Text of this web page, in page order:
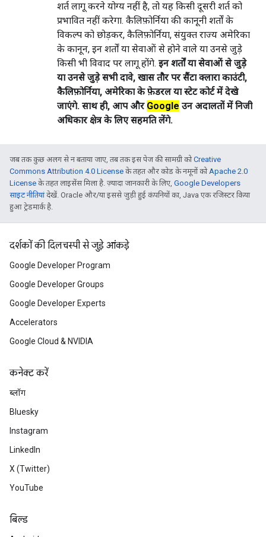
शर्त लागू करने योग्‍य नहीं है, तो यह किसी दूसरी शर्त को
प्रभावित नहीं करेगा. कैलिफ़ोर्निया की कानूनी शर्तों के
विकल्प को छोड़कर, कैलिफ़ोर्निया, संयुक्त राज्य अमेरिका
के कानून, इन शर्तों या सेवाओं से होने वाले या उनसे जुड़े
किसी भी विवाद पर लागू होंगे. इन शर्तों या सेवाओं से जुड़े
या उनसे जुड़े सभी दावे, खास तौर पर सैंटा क्लारा काउंटी,
कैलिफ़ोर्निया, अमेरिका के फ़ेडरल या स्टेट कोर्ट में देखे
जाएंगे. साथ ही, आप और Google उन अदालतों में निजी
अधिकार क्षेत्र के लिए सहमति लेंगे.
जब तक कुछ अलग से न बताया जाए, तब तक इस पेज की सामग्री कोCreative
Commons Attribution 4.0 License के तहत और कोड के नमूनों कोApache 2.0
License के तहत लाइसेंस मिला है. ज़्यादा जानकारी के लिए, Google Developers
साइट नीतियांदेखें. Oracle और/या इससे जुड़ी हुई कंपनियों का, Java एक रजिस्टर किया
हुआ ट्रेडमार्क है.
दर्शकों की दिलचस्पी से जुड़े आंकड़े
Google Developer Program
Google Developer Groups
Google Developer Experts
Accelerators
Google Cloud & NVIDIA
कनेक्ट करें
ब्लॉग
Bluesky
Instagram
LinkedIn
X (Twitter)
YouTube
बिल्ड